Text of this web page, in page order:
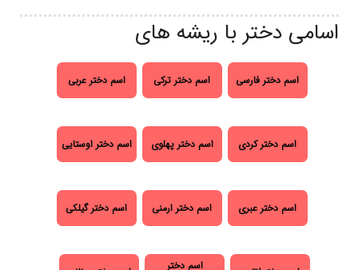
اسامی دختر با ریشه های
اسم دختر فارسی اسم دختر ترکی اسم دختر عربی
اسم دختر کردی اسم دختر پهلوی اسم دختر اوستایی
اسم دختر عبری اسم دختر ارمنی اسم دختر گیلکی
اسم دختر